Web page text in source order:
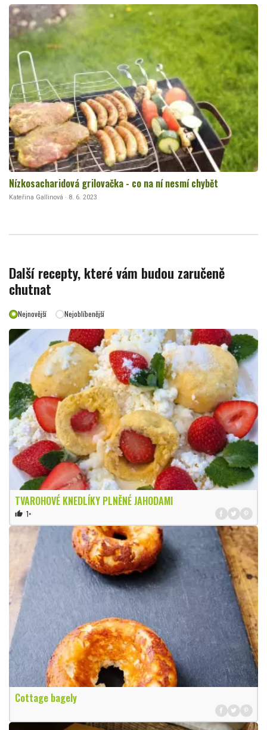
Nízkosacharidová grilovačka - co na ní nesmí chybět
Kateřina Gallinová · 8. 6. 2023
Další recepty, které vám budou zaručeně
chutnat
Nejnovější Nejoblíbenější
TVAROHOVÉ KNEDLÍKY PLNĚNÉ JAHODAMI
thumb_up 1×
Cottage bagely